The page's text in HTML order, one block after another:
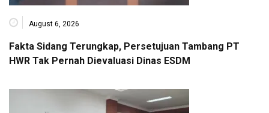
August 6, 2026
Fakta Sidang Terungkap, Persetujuan Tambang PT
HWR Tak Pernah Dievaluasi Dinas ESDM